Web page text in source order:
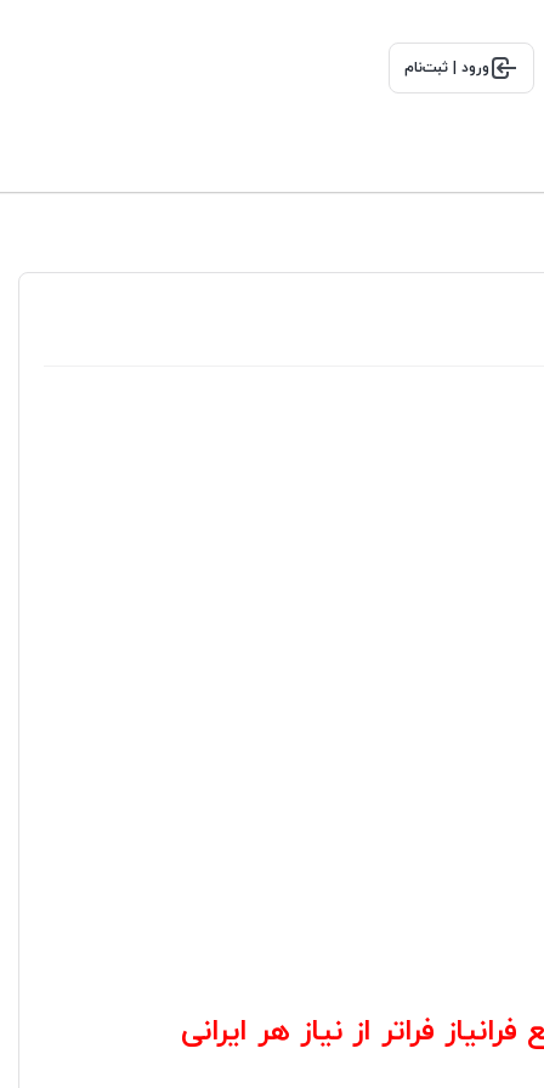
ورود | ثبت‌نام
فراتر از نیاز هر ایرانی